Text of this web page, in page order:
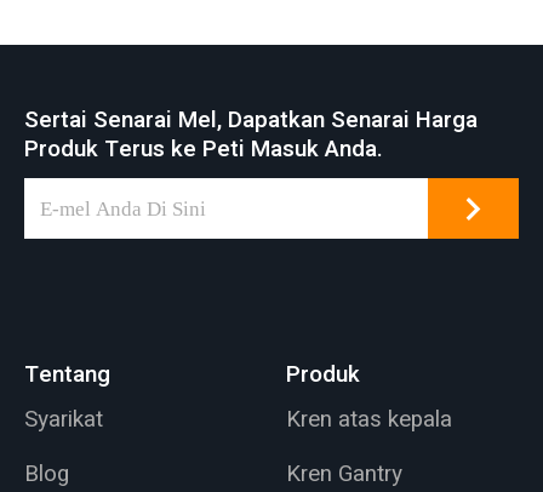
Sertai Senarai Mel, Dapatkan Senarai Harga
Produk Terus ke Peti Masuk Anda.
Tentang
Syarikat
Blog
Produk
Kren atas kepala
Kren Gantry